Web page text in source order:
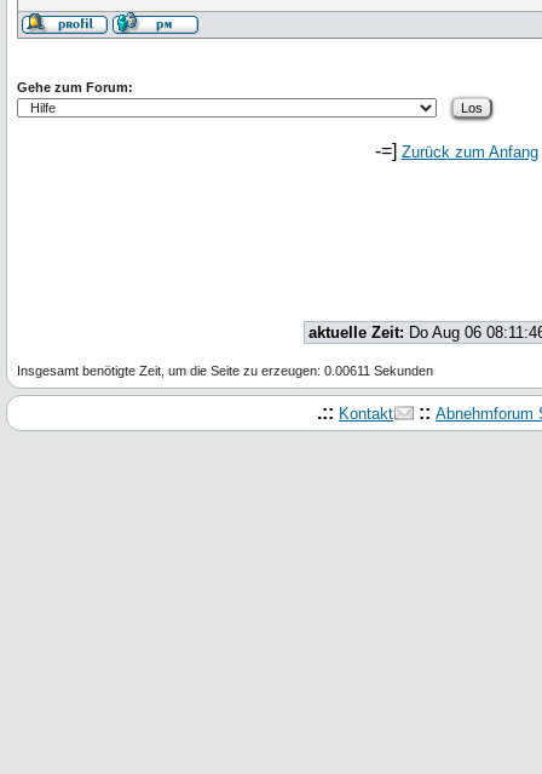
Gehe zum Forum:
-=] Zurück zum Anfang
aktuelle Zeit: Do Aug 06
Insgesamt benötigte Zeit, um die Seite zu erzeugen: 0.00611 Sekunden
.:: Kontakt :: Abnehmforum